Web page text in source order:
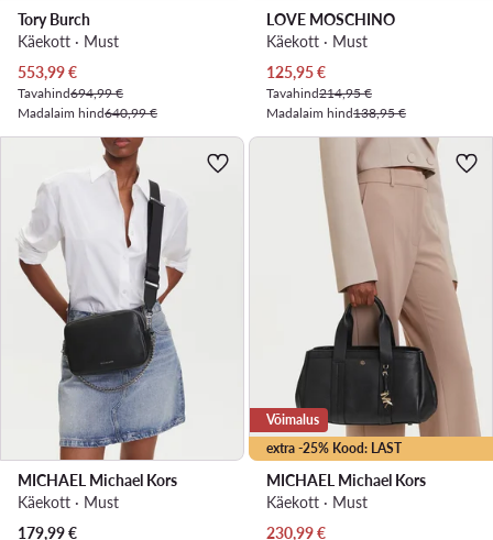
Tory Burch
Käekott · Must
Praegune hind
553,99€
Tavahind694,99 €
Madalaim hind640,99 €
LOVE MOSCHINO
Käekott · Must
Praegune hind
125,95€
Tavahind214,95 €
Madalaim hind138,95 €
MICHAEL Michael Kors
Käekott · Must
179,99€
extra -25% Kood: LAST
Võimalus
MICHAEL Michael Kors
Käekott · Must
Praegune hind
230,99€